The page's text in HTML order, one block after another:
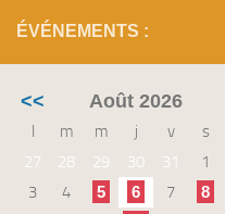
ÉVÉNEMENTS :
<< Août 2026
l m m j v s
27
28 29 30 31 1
3
4 5 6 7 8